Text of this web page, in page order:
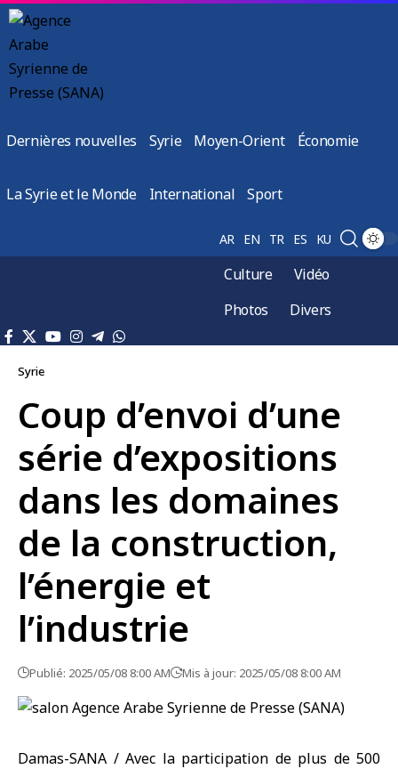
Dernières nouvelles Syrie Moyen-Orient Économie
La Syrie et le Monde International Sport
AR EN TR ES KU
Culture
Vidéo
Photos
Divers
Syrie
Coup d’envoi d’une
série d’expositions
dans les domaines
de la construction,
l’énergie et
l’industrie
Publié: 2025/05/08 8:00 AM Mis à jour: 2025/05/08 8:00 AM
Damas-SANA / Avec la participation de plus de 500